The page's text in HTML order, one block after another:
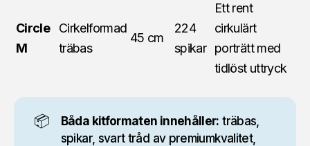
Circle
M
Cirkelformad
träbas
45 cm
224
spikar
Ett rent
cirkulärt
porträtt med
tidlöst uttryck
📦 Båda kitformaten innehåller: träbas,
spikar, svart tråd av premiumkvalitet,